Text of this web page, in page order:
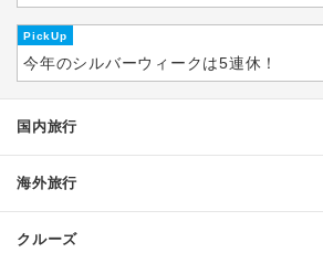
PickUp
今年のシルバーウィークは5連休！
国内旅行
海外旅行
クルーズ